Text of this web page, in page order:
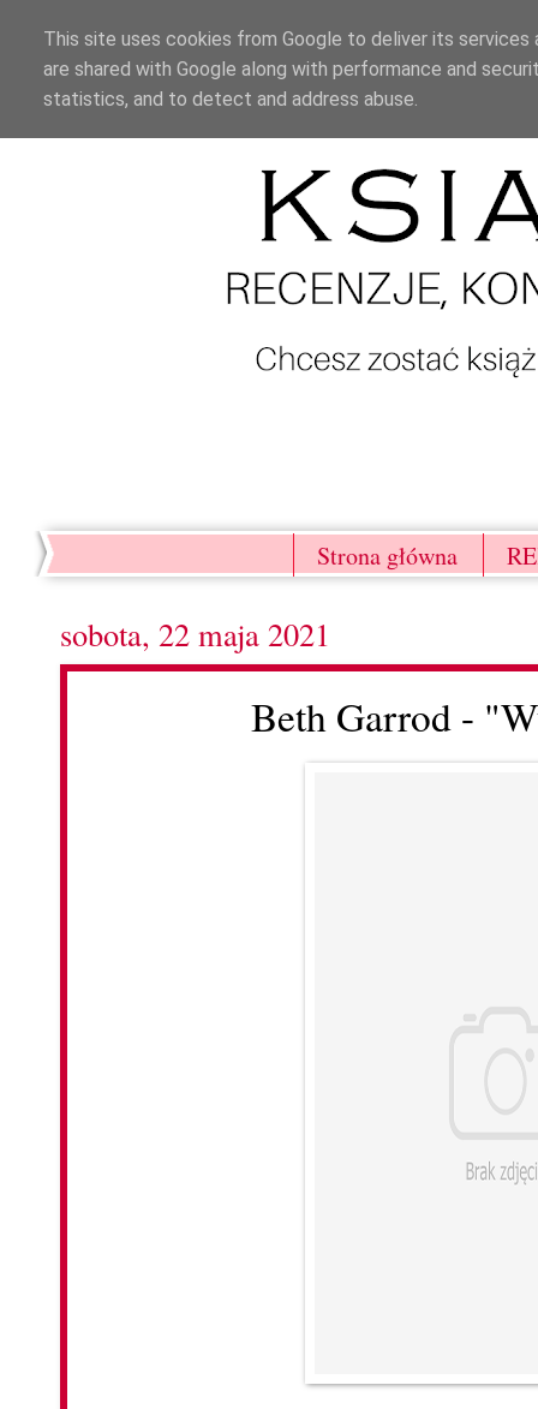
Strona główna
sobota, 22 maja 2021
Beth Garrod -
This site uses cookies from Google to deliver its
are shared with Google along with performance and
statistics, and to detect and address abuse.